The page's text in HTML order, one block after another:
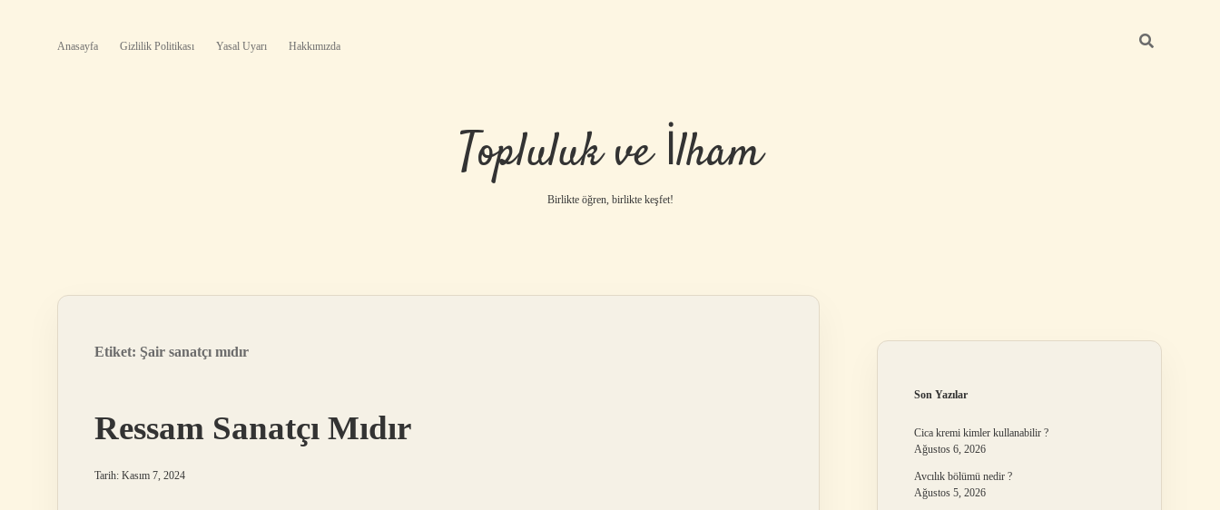
Anasayfa Gizlilik Politikası Yasal Uyarı Hakkımızda
Topluluk ve İlham
Birlikte öğren, birlikte keşfet!
Etiket: Şair sanatçı mıdır
Ressam Sanatçı Mıdır
Tarih: Kasım 7, 2024
Son Yazılar
Cica kremi kimler kullanabilir ?
Ağustos 6, 2026
Avcılık bölümü nedir ?
Ağustos 5, 2026